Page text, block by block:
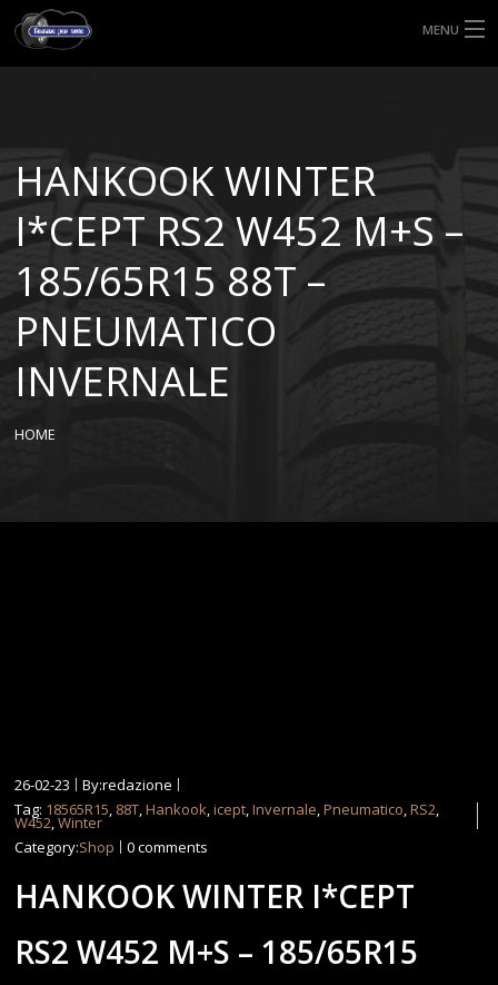
MENU
MISURE GOMME
BLOG
SHOP
HANKOOK WINTER
I*CEPT RS2 W452 M+S –
185/65R15 88T –
PNEUMATICO
INVERNALE
HOME
26-02-23
By:redazione
Tag: 18565R15, 88T,Hankook,icept,Invernale,Pneumatico,RS2,
W452,Winter
Category:Shop 0 comments
HANKOOK WINTER I*CEPT
RS2 W452 M+S – 185/65R15